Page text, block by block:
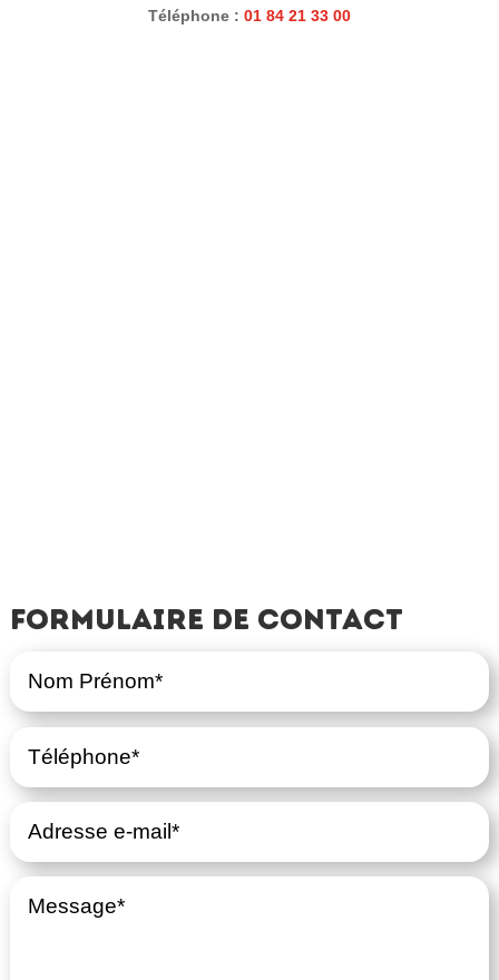
Téléphone : 01 84 21 33 00
Formulaire de contact